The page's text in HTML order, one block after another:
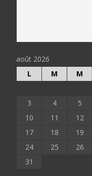
août 2026
L
M M
3
4 5
10
11 12
17
18 19
24
25 26
31